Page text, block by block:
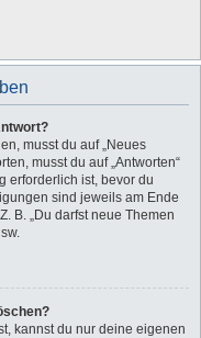
musst du auf „Neues
musst du auf „Antworten“
erforderlich ist, bevor du
sind jeweils am Ende
B. „Du darfst neue Themen
kannst du nur deine eigenen